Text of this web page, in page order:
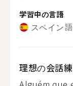
学習中の言語
スペイン語
理想の会話